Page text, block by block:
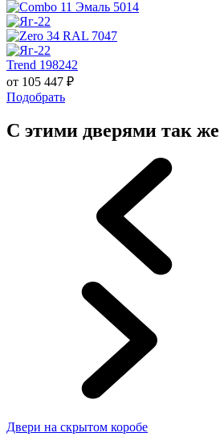
Trend 198242
от 105 447 ₽
Подобрать
С этими дверями так же
Двери на скрытом коробе